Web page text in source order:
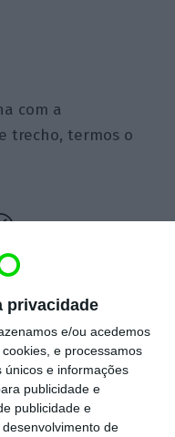
privacidade
e/ou acedemos
e processamos
únicos e informações
publicidade e
publicidade e
de
com a
trecho, termos o
é